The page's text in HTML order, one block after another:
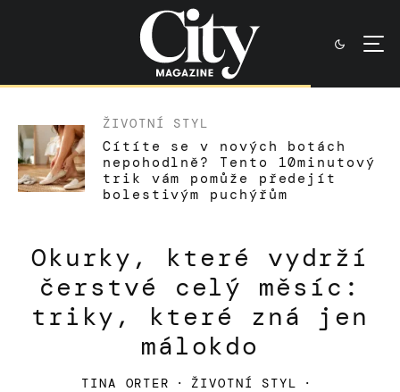
ŽIVOTNÍ STYL
Cítíte se v nových botách
nepohodlně? Tento 10minutový
trik vám pomůže předejít
bolestivým puchýřům
Okurky, které vydrží
čerstvé celý měsíc:
triky, které zná jen
málokdo
TINA ORTER · ŽIVOTNÍ STYL
·